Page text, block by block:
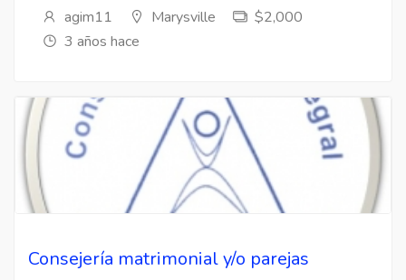
agim11
Marysville
$2,000
3 años hace
Consejería matrimonial y/o parejas